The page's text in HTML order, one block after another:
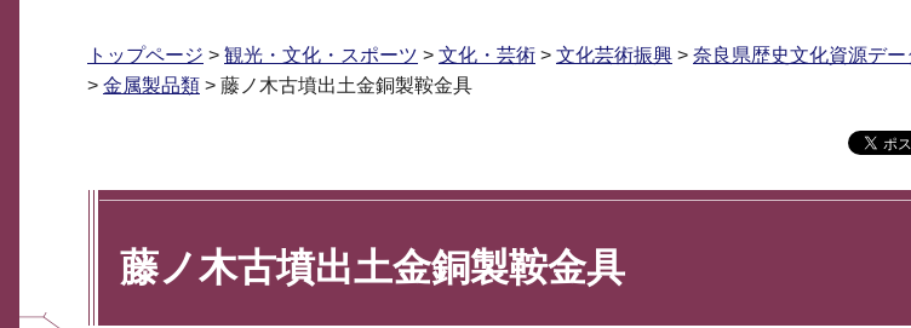
トップページ > 観光・文化・スポーツ > 文化・芸術 > 文化芸術振興 > 奈良県歴史文化資源デー
> 金属製品類 > 藤ノ木古墳出土金銅製鞍金具
藤ノ木古墳出土金銅製鞍金具